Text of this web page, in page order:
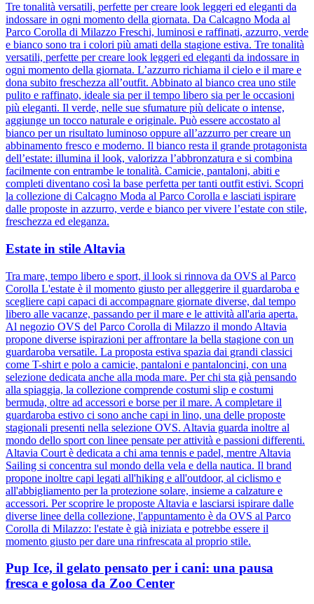
Tre tonalità versatili, perfette per creare look leggeri ed eleganti da
indossare in ogni momento della giornata. Da Calcagno Moda al
Parco Corolla di Milazzo Freschi, luminosi e raffinati, azzurro, verde
e bianco sono tra i colori più amati della stagione estiva. Tre tonalità
versatili, perfette per creare look leggeri ed eleganti da indossare in
ogni momento della giornata. L’azzurro richiama il cielo e il mare e
dona subito freschezza all’outfit. Abbinato al bianco crea uno stile
pulito e raffinato, ideale sia per il tempo libero sia per le occasioni
più eleganti. Il verde, nelle sue sfumature più delicate o intense,
aggiunge un tocco naturale e originale. Può essere accostato al
bianco per un risultato luminoso oppure all’azzurro per creare un
abbinamento fresco e moderno. Il bianco resta il grande protagonista
dell’estate: illumina il look, valorizza l’abbronzatura e si combina
facilmente con entrambe le tonalità. Camicie, pantaloni, abiti e
completi diventano così la base perfetta per tanti outfit estivi. Scopri
la collezione di Calcagno Moda al Parco Corolla e lasciati ispirare
dalle proposte in azzurro, verde e bianco per vivere l’estate con stile,
freschezza ed eleganza.
Estate in stile Altavia
Tra mare, tempo libero e sport, il look si rinnova da OVS al Parco
Corolla L'estate è il momento giusto per alleggerire il guardaroba e
scegliere capi capaci di accompagnare giornate diverse, dal tempo
libero alle vacanze, passando per il mare e le attività all'aria aperta.
Al negozio OVS del Parco Corolla di Milazzo il mondo Altavia
propone diverse ispirazioni per affrontare la bella stagione con un
guardaroba versatile. La proposta estiva spazia dai grandi classici
come T-shirt e polo a camicie, pantaloni e pantaloncini, con una
selezione dedicata anche alla moda mare. Per chi sta già pensando
alla spiaggia, la collezione comprende costumi slip e costumi
bermuda, oltre ad accessori e borse per il mare. A completare il
guardaroba estivo ci sono anche capi in lino, una delle proposte
stagionali presenti nella selezione OVS. Altavia guarda inoltre al
mondo dello sport con linee pensate per attività e passioni differenti.
Altavia Court è dedicata a chi ama tennis e padel, mentre Altavia
Sailing si concentra sul mondo della vela e della nautica. Il brand
propone inoltre capi legati all'hiking e all'outdoor, al ciclismo e
all'abbigliamento per la protezione solare, insieme a calzature e
accessori. Per scoprire le proposte Altavia e lasciarsi ispirare dalle
diverse linee della collezione, l'appuntamento è da OVS al Parco
Corolla di Milazzo: l'estate è già iniziata e potrebbe essere il
momento giusto per dare una rinfrescata al proprio stile.
Pup Ice, il gelato pensato per i cani: una pausa
fresca e golosa da Zoo Center